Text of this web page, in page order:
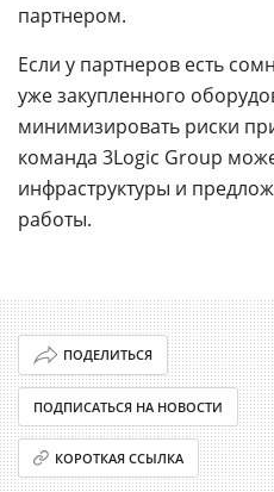
партнером.
Если у партнеров есть
уже закупленного
минимизировать риски
команда 3Logic Group
инфраструктуры и
работы.
ПОДЕЛИТЬСЯ
ПОДПИСАТЬСЯ НА НОВОСТИ
КОРОТКАЯ ССЫЛКА